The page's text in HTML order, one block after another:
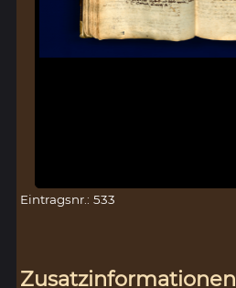
Eintragsnr.: 533
Zusatzinformationen